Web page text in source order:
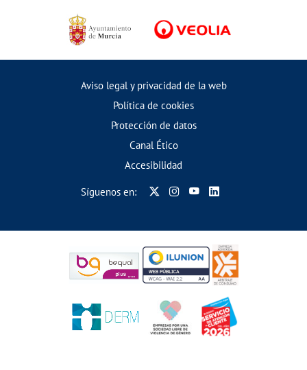
Aviso legal y privacidad de la web
Política de cookies
Protección de datos
Canal Ético
Accesibilidad
Síguenos en: